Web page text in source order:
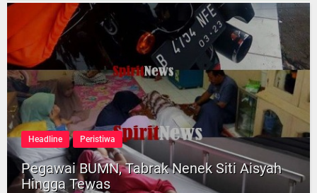
Headline Peristiwa
Pegawai BUMN, Tabrak Nenek Siti Aisyah
Hingga Tewas